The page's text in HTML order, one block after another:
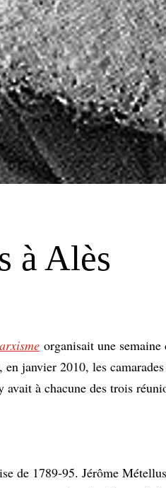
à Alès
organisait une
janvier 2010, les
à chacune des trois
de 1789-95. Jérôme